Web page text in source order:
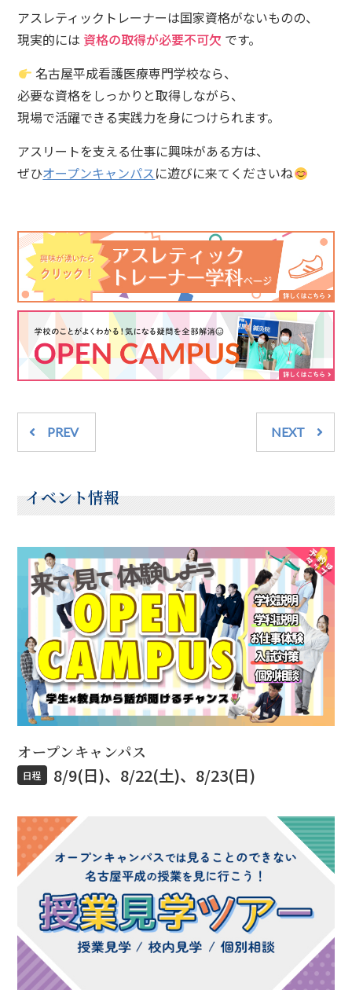
アスレティックトレーナーは国家資格がないものの、
現実的には 資格の取得が必要不可欠 です。
名古屋平成看護医療専門学校なら、
必要な資格をしっかりと取得しながら、
現場で活躍できる実践力を身につけられます。
アスリートを支える仕事に興味がある方は、
ぜひオープンキャンパスに遊びに来てくださいね
PREV NEXT
イベント情報
オープンキャンパス
日程 8/9(日)、8/22(土)、8/23(日)